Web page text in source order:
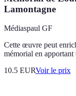
Lamontagne
Médiaspaul GF
Cette œuvre peut
mémorial en apportant
10.5 EURVoir le prix